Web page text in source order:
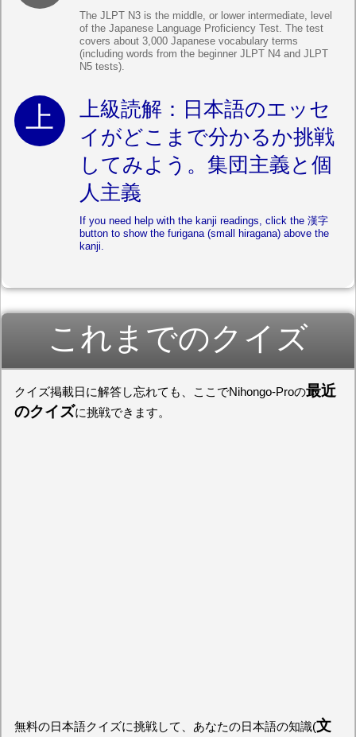
The JLPT N3 is the middle, or lower intermediate, level
of the Japanese Language Proficiency Test. The test
covers about 3,000 Japanese vocabulary terms
(including words from the beginner JLPT N4 and JLPT
N5 tests).
上級読解：日本語のエッセ
イがどこまで分かるか挑戦
してみよう。集団主義と個
人主義
If you need help with the kanji readings, click the 漢字
button to show the furigana (small hiragana) above the
kanji.
これまでのクイズ
クイズ掲載日に解答し忘れても、ここでNihongo-Proの最近
のクイズに挑戦できます。
無料の日本語クイズに挑戦して、あなたの日本語の知識(文